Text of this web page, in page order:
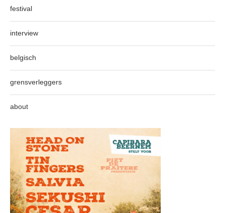
festival
interview
belgisch
grensverleggers
about